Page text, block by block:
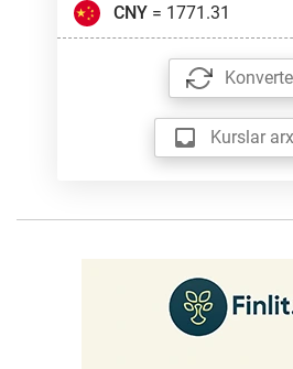
CNY= 1771.31
Kurslar